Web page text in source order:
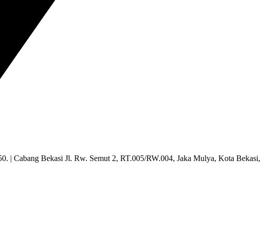
| Cabang Bekasi Jl. Rw. Semut 2, RT.005/RW.004, Jaka Mulya, Kota Bekasi,